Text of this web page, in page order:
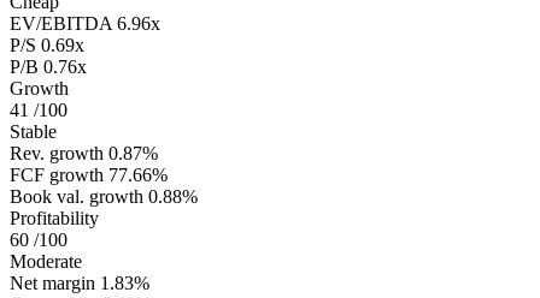
EV/EBITDA 6.96x
P/S 0.69x
P/B 0.76x
Growth
41 /100
Stable
Rev. growth 0.87%
FCF growth 77.66%
Book val. growth 0.88%
Profitability
60 /100
Moderate
Net margin 1.83%